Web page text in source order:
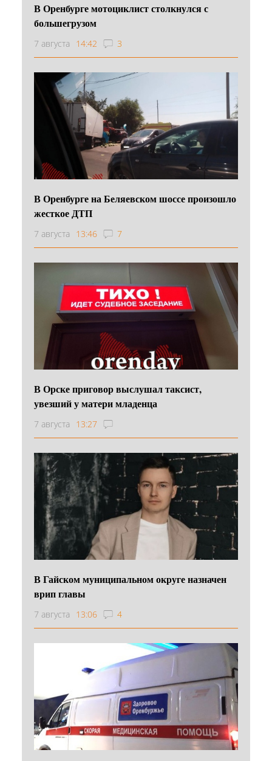
В Оренбурге мотоциклист столкнулся с
большегрузом
7 августа 14:42 3
В Оренбурге на Беляевском шоссе произошло
жесткое ДТП
7 августа 13:46 7
В Орске приговор выслушал таксист,
увезший у матери младенца
7 августа 13:27
В Гайском муниципальном округе назначен
врип главы
7 августа 13:06 4